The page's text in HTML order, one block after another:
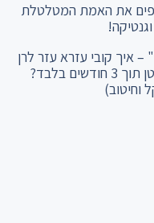
את האמת המטלטלת
איך קובי עזרא עזר לרן
לחטב את הגוף ולגלות את הקוביות בבטן תוך 3 חודשים בלבד?
וחיטוב)